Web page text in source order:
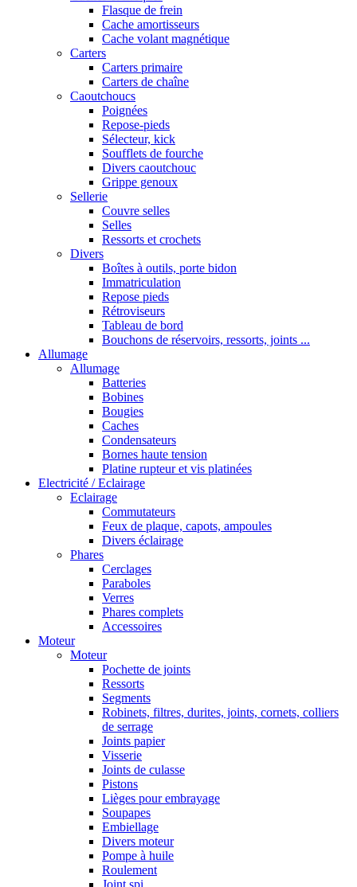
Flasque de frein
Cache amortisseurs
Cache volant magnétique
Carters
Carters primaire
Carters de chaîne
Caoutchoucs
Poignées
Repose-pieds
Sélecteur, kick
Soufflets de fourche
Divers caoutchouc
Grippe genoux
Sellerie
Couvre selles
Selles
Ressorts et crochets
Divers
Boîtes à outils, porte bidon
Immatriculation
Repose pieds
Rétroviseurs
Tableau de bord
Bouchons de réservoirs, ressorts, joints ...
Allumage
Allumage
Batteries
Bobines
Bougies
Caches
Condensateurs
Bornes haute tension
Platine rupteur et vis platinées
Electricité / Eclairage
Eclairage
Commutateurs
Feux de plaque, capots, ampoules
Divers éclairage
Phares
Cerclages
Paraboles
Verres
Phares complets
Accessoires
Moteur
Moteur
Pochette de joints
Ressorts
Segments
Robinets, filtres, durites, joints, cornets, colliers
de serrage
Joints papier
Visserie
Joints de culasse
Pistons
Lièges pour embrayage
Soupapes
Embiellage
Divers moteur
Pompe à huile
Roulement
Joint spi